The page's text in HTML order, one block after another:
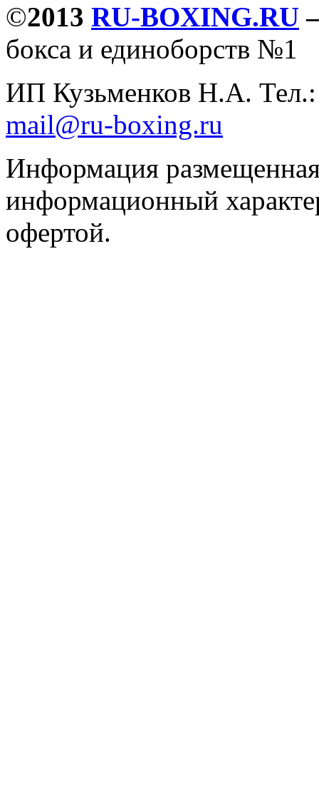
©2013 RU-BOXING.RU
бокса и единоборств №1
ИП Кузьменков Н.А.
mail@ru-boxing.ru
Информация
информационный
офертой.